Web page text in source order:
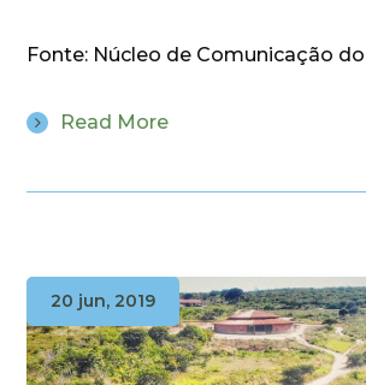
Fonte: Núcleo de Comunicação
Read More
20 jun, 2019